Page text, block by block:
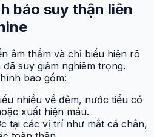
báo suy thận liên
âm thầm và chỉ biểu hiện rõ
suy giảm nghiêm trọng.
bao gồm:
nhiều về đêm, nước tiểu có
xuất hiện máu.
tại các vị trí như mắt cá chân,